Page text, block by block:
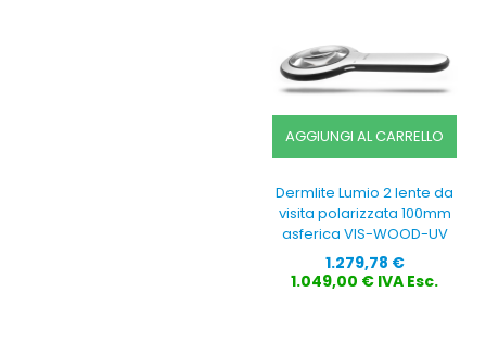
AGGIUNGI AL CARRELLO
Dermlite Lumio 2 lente da
visita polarizzata 100mm
asferica VIS-WOOD-UV
Prezzo
1.279,78 €
1.049,00 € IVA Esc.